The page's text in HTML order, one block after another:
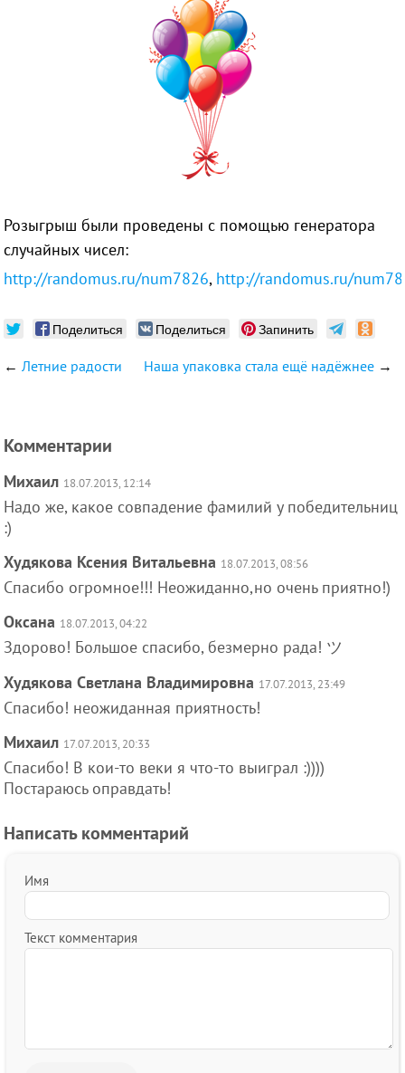
Розыгрыш были проведены с помощью генератора
случайных чисел:
http://randomus.ru/num7826, http://randomus.ru/
Поделиться Поделиться Запинить
←Летние радости Наша упаковка стала ещё надёжнее →
Комментарии
Михаил 18.07.2013, 12:14
Надо же, какое совпадение фамилий у победительниц
:)
Худякова Ксения Витальевна 18.07.2013, 08:56
Спасибо огромное!!! Неожиданно,но очень приятно!)
Оксана 18.07.2013, 04:22
Здорово! Большое спасибо, безмерно рада! ツ
Худякова Светлана Владимировна 17.07.2013, 23:49
Спасибо! неожиданная приятность!
Михаил 17.07.2013, 20:33
Спасибо! В кои-то веки я что-то выиграл :))))
Постараюсь оправдать!
Написать комментарий
Имя
Текст комментария